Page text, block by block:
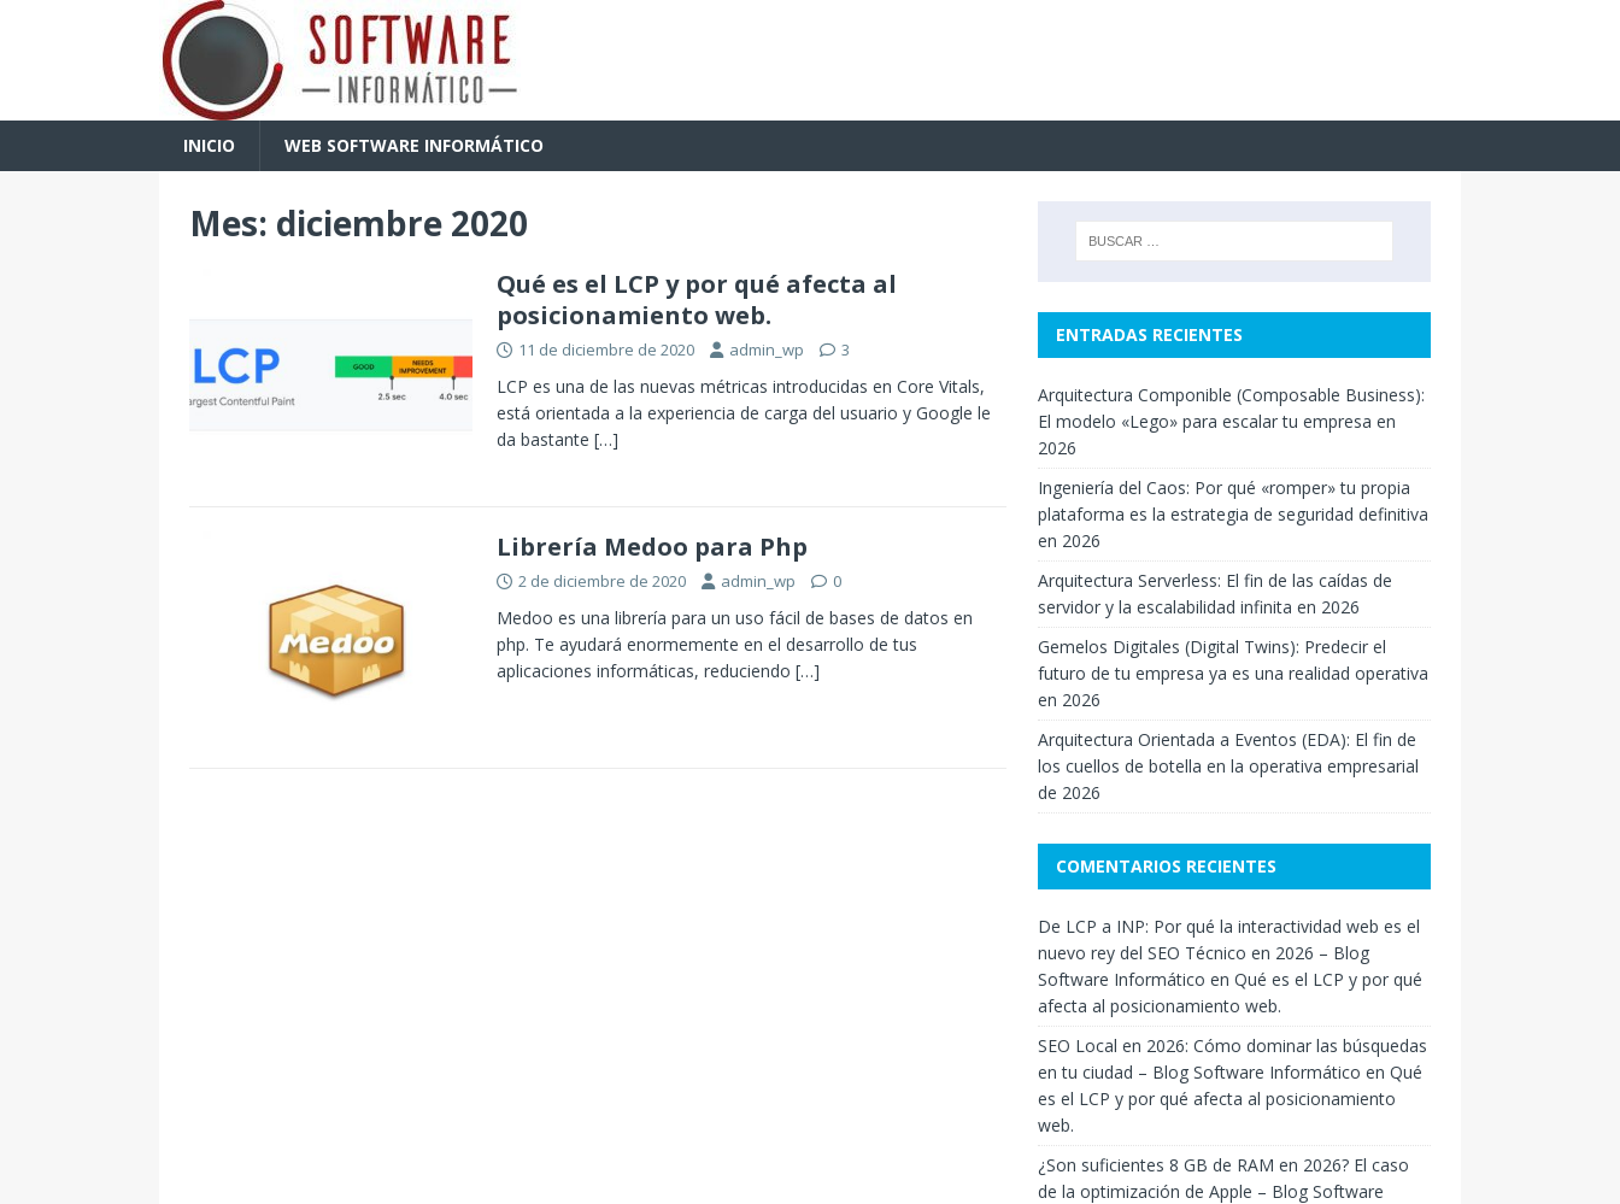
INICIO WEB SOFTWARE INFORMÁTICO
Mes: diciembre 2020
Qué es el LCP y por qué afecta al
posicionamiento web.
11 de diciembre de 2020 admin_wp 3
LCP es una de las nuevas métricas introducidas en Core Vitals,
está orientada a la experiencia de carga del usuario y Google le
da bastante […]
Librería Medoo para Php
2 de diciembre de 2020 admin_wp 0
Medoo es una librería para un uso fácil de bases de datos en
php. Te ayudará enormemente en el desarrollo de tus
aplicaciones informáticas, reduciendo […]
ENTRADAS RECIENTES
Arquitectura Componible (Composable Business):
El modelo «Lego» para escalar tu empresa en
2026
Ingeniería del Caos: Por qué «romper» tu propia
plataforma es la estrategia de seguridad definitiva
en 2026
Arquitectura Serverless: El fin de las caídas de
servidor y la escalabilidad infinita en 2026
Gemelos Digitales (Digital Twins): Predecir el
futuro de tu empresa ya es una realidad operativa
en 2026
Arquitectura Orientada a Eventos (EDA): El fin de
los cuellos de botella en la operativa empresarial
de 2026
COMENTARIOS RECIENTES
De LCP a INP: Por qué la interactividad web es el
nuevo rey del SEO Técnico en 2026 – Blog
Software Informático en Qué es el LCP y por qué
afecta al posicionamiento web.
SEO Local en 2026: Cómo dominar las búsquedas
en tu ciudad – Blog Software Informático en Qué
es el LCP y por qué afecta al posicionamiento
web.
¿Son suficientes 8 GB de RAM en 2026? El caso
de la optimización de Apple – Blog Software